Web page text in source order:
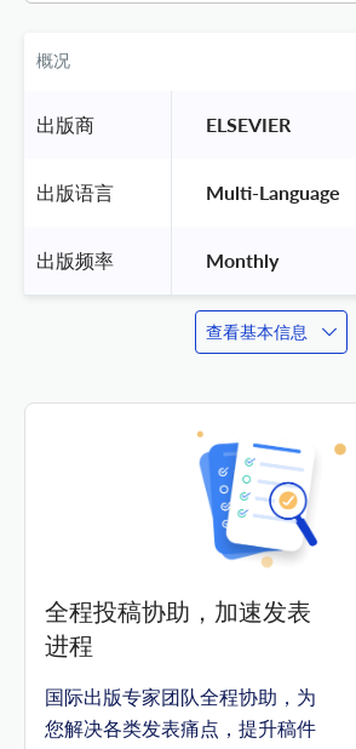
概况
出版商 ELSEVIER
出版语言 Multi-Language
出版频率 Monthly
查看基本信息
全程投稿协助，加速发表
进程
国际出版专家团队全程协助，为
您解决各类发表痛点，提升稿件